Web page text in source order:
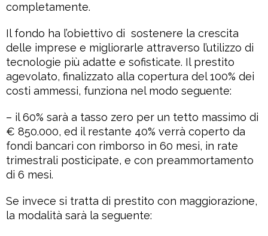
completamente.
Il fondo ha l’obiettivo di sostenere la crescita
delle imprese e migliorarle attraverso l’utilizzo di
tecnologie più adatte e sofisticate. Il prestito
agevolato, finalizzato alla copertura del 100% dei
costi ammessi, funziona nel modo seguente:
– il 60% sarà a tasso zero per un tetto massimo di
€ 850.000, ed il restante 40% verrà coperto da
fondi bancari con rimborso in 60 mesi, in rate
trimestrali posticipate, e con preammortamento
di 6 mesi.
Se invece si tratta di prestito con maggiorazione,
la modalità sarà la seguente: